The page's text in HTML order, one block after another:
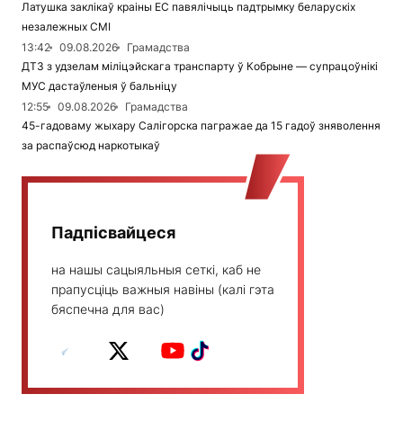
Латушка заклікаў краіны ЕС павялічыць падтрымку беларускіх
незалежных СМІ
13:42
09.08.2026
Грамадства
ДТЗ з удзелам міліцэйскага транспарту ў Кобрыне — супрацоўнікі
МУС дастаўленыя ў бальніцу
12:55
09.08.2026
Грамадства
45-гадоваму жыхару Салігорска пагражае да 15 гадоў зняволення
за распаўсюд наркотыкаў
Падпісвайцеся
на нашы сацыяльныя сеткі, каб не
прапусціць важныя навіны (калі гэта
бяспечна для вас)